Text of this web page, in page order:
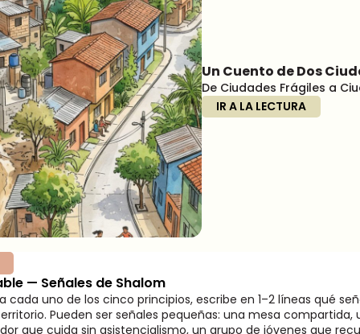
Un Cuento de Dos
De Ciudades Frágiles a
IR A LA LECTURA
— Señales de Shalom
cada uno de los cinco principios, escribe en 1–2 líneas qué
Pueden ser señales pequeñas: una mesa compartida,
que cuida sin asistencialismo, un grupo de jóvenes que